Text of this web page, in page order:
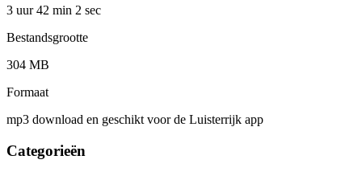
3 uur 42 min 2 sec
Bestandsgrootte
304 MB
Formaat
mp3 download en geschikt voor de Luisterrijk app
Categorieën